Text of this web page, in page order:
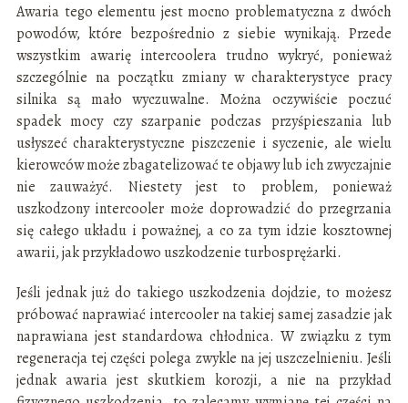
Awaria tego elementu jest mocno problematyczna z dwóch
powodów, które bezpośrednio z siebie wynikają. Przede
wszystkim awarię intercoolera trudno wykryć, ponieważ
szczególnie na początku zmiany w charakterystyce pracy
silnika są mało wyczuwalne. Można oczywiście poczuć
spadek mocy czy szarpanie podczas przyśpieszania lub
usłyszeć charakterystyczne piszczenie i syczenie, ale wielu
kierowców może zbagatelizować te objawy lub ich zwyczajnie
nie zauważyć. Niestety jest to problem, ponieważ
uszkodzony intercooler może doprowadzić do przegrzania
się całego układu i poważnej, a co za tym idzie kosztownej
awarii, jak przykładowo uszkodzenie turbosprężarki.
Jeśli jednak już do takiego uszkodzenia dojdzie, to możesz
próbować naprawiać intercooler na takiej samej zasadzie jak
naprawiana jest standardowa chłodnica. W związku z tym
regeneracja tej części polega zwykle na jej uszczelnieniu. Jeśli
jednak awaria jest skutkiem korozji, a nie na przykład